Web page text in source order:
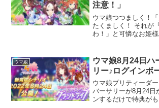
注意！」
ウマ娘つつましく！「
たくましく！ それが
わ！」と可憐なお姫様
ています。自分にと
える日を夢見ている、
ウマ娘
ウマ娘8月24日ハ
リー♪ログインボ
ウマ娘プリティーダ
バーサリーが8月24日
ンするだけで特典がも